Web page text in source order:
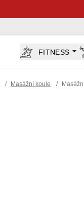
FITNESS
/ Masážní koule /